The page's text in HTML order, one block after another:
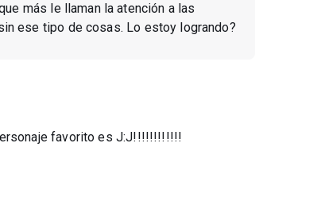
más le llaman la atención a las
ese tipo de cosas. Lo estoy logrando?
favorito es J:J!!!!!!!!!!!!